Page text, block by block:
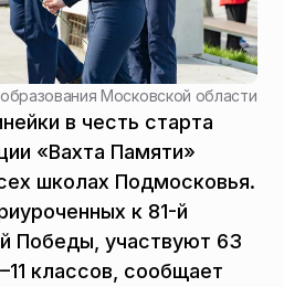
Московской области
в честь старта
«Вахта Памяти»
школах Подмосковья.
к 81-й
Победы, участвуют 63
классов, сообщает